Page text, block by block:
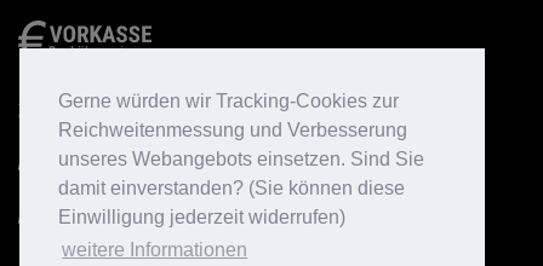
Gerne würden wir Tracking-Cookies zur
Reichweitenmessung und Verbesserung
unseres Webangebots einsetzen. Sind Sie
damit einverstanden? (Sie können diese
Einwilligung jederzeit widerrufen)
weitere Informationen